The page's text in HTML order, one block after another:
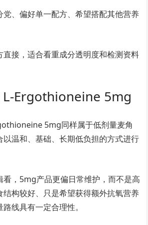
党、偏好单一配方、希望搭配其他营养
直接，适合看重成分透明度和检测资料
Ergothioneine 5mg
5mg同样属于低剂量麦角
以温和、基础、长期低负担的方式进行
看，5mg产品更偏日常维护，而不是高
结构较好、只是希望获得额外抗氧营养
线具有一定合理性。